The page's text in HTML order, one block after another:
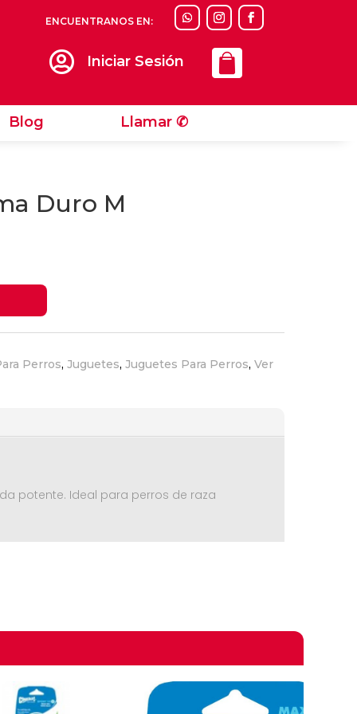
ENCUENTRANOS EN:
 Iniciar Sesión
Blog Llamar ✆
Llamar ✆
Duro M
Perros, Juguetes, Juguetes Para Perros, Ver
potente. Ideal para perros de raza